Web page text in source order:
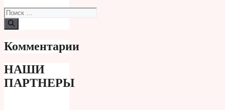
Поиск:
Комментарии
НАШИ
ПАРТНЕРЫ